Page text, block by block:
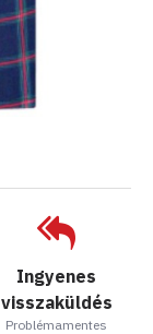
Ingyenes
visszaküldés
Problémamentes